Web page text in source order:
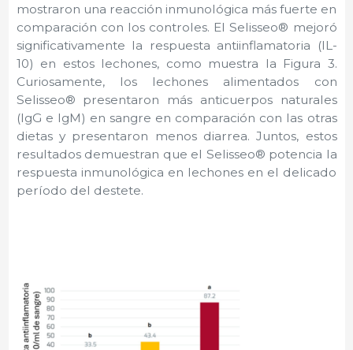
mostraron una reacción inmunológica más fuerte en
comparación con los controles. El Selisseo® mejoró
significativamente la respuesta antiinflamatoria (IL-
10) en estos lechones, como muestra la Figura 3.
Curiosamente, los lechones alimentados con
Selisseo® presentaron más anticuerpos naturales
(IgG e IgM) en sangre en comparación con las otras
dietas y presentaron menos diarrea. Juntos, estos
resultados demuestran que el Selisseo® potencia la
respuesta inmunológica en lechones en el delicado
período del destete.